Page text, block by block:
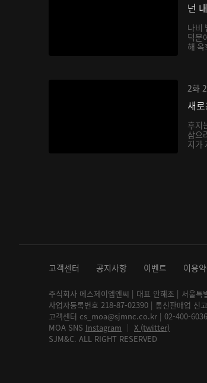
넌
나비
덕분
해
2화
새
후지
삼으
지가
고객센터 공지사항 이벤트 이용
주식회사 에스제이엠엔씨 | 대표 안해조 | 서울
사업자등록번호 218-87-02390 | 통신판매업 신
고객센터 cs_moa@sjmnc.co.kr | 02-400-
MOA SNS Instagram │ X (twitter)
SJM&C. ALL RIGHT RESERVED